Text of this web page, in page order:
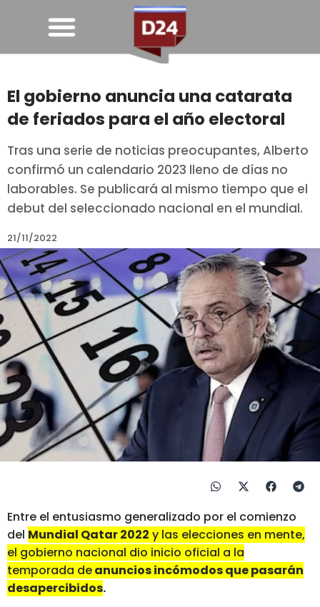
El gobierno anuncia una catarata
de feriados para el año electoral
Tras una serie de noticias preocupantes, Alberto
confirmó un calendario 2023 lleno de días no
laborables. Se publicará al mismo tiempo que el
debut del seleccionado nacional en el mundial.
21/11/2022
Entre el entusiasmo generalizado por el comienzo
del Mundial Qatar 2022 y las elecciones en mente,
el gobierno nacional dio inicio oficial a la
temporada deanuncios incómodos que pasarán
desapercibidos.